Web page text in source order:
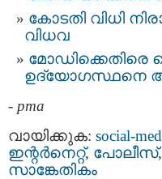
കോടതി വിധി
വിധവ
മോഡിക്കെതിരെ
ഉദ്യോഗസ്ഥനെ
- pma
വായിക്കുക: social-
ഇന്റര്‍നെറ്റ്‌, പോലീസ്,
സാങ്കേതികം